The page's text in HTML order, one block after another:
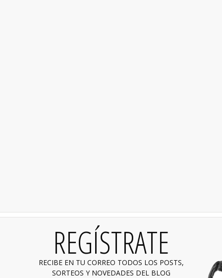
REGÍSTRATE
RECIBE EN TU CORREO TODOS LOS POSTS,
SORTEOS Y NOVEDADES DEL BLOG